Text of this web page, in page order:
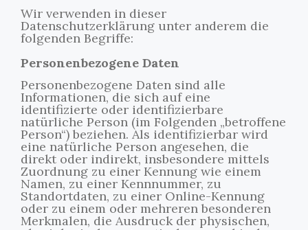
Wir verwenden in dieser
Datenschutzerklärung unter anderem die
folgenden Begriffe:
Personenbezogene Daten
Personenbezogene Daten sind alle
Informationen, die sich auf eine
identifizierte oder identifizierbare
natürliche Person (im Folgenden „betroffene
Person“) beziehen. Als identifizierbar wird
eine natürliche Person angesehen, die
direkt oder indirekt, insbesondere mittels
Zuordnung zu einer Kennung wie einem
Namen, zu einer Kennnummer, zu
Standortdaten, zu einer Online-Kennung
oder zu einem oder mehreren besonderen
Merkmalen, die Ausdruck der physischen,